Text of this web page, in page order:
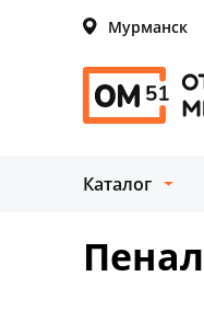
Мурманск
Каталог